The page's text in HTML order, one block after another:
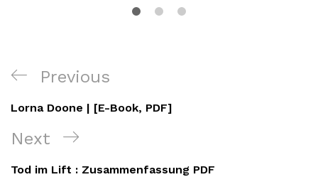
Navigation
de
l’article
Previous
Post
Previous
Lorna Doone | [E-Book, PDF]
Next
Post
Next
Tod im Lift : Zusammenfassung PDF